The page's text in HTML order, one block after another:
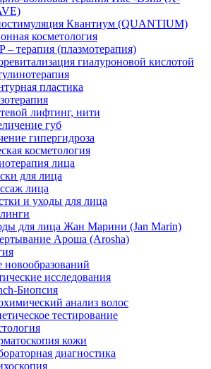
Квантиум (QUANTIUM)
косметология
– терапия (плазмотерапия)
гиалуроновой кислотой
пластика
лифтинг, нити
губ
гипергидроза
косметология
лица
для лица
лица
и уходы для лица
для лица Жан Марини (Jan Marin)
Ароша (Arosha)
новообразований
исследования
Биопсия
анализ волос
тестирование
кожи
диагностика